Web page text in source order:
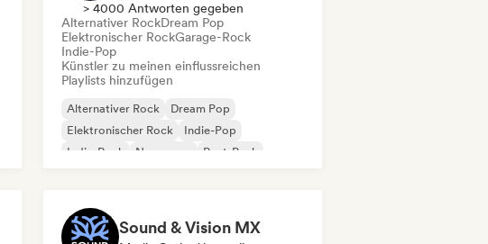
> 4000 Antworten gegeben
Alternativer RockDream Pop
Elektronischer RockGarage-Rock
Indie-Pop
Künstler zu meinen einflussreichen
Playlists hinzufügen
Alternativer Rock
Dream Pop
Elektronischer Rock
Indie-Pop
Indie-Rock
New wave
Post-Punk
Sound & Vision MX